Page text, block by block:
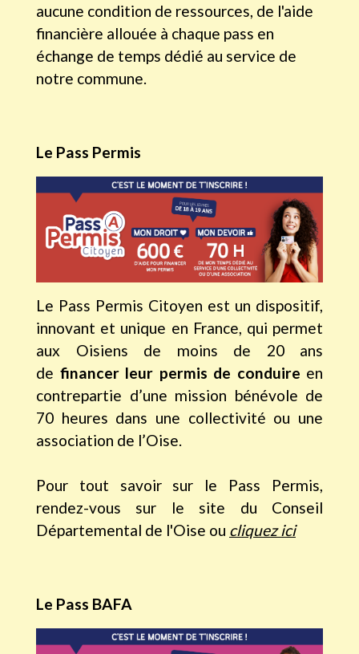
aucune condition de ressources, de l'aide
financière allouée à chaque pass en
échange de temps dédié au service de
notre commune.
Le Pass Permis
Le Pass Permis Citoyen est un dispositif,
innovant et unique en France, qui permet
aux Oisiens de moins de 20 ans
de financer leur permis de conduire en
contrepartie d’une mission bénévole de
70 heures dans une collectivité ou une
association de l’Oise.
Pour tout savoir sur le Pass Permis,
rendez-vous sur le site du Conseil
Départemental de l'Oise ou cliquez ici
Le Pass BAFA